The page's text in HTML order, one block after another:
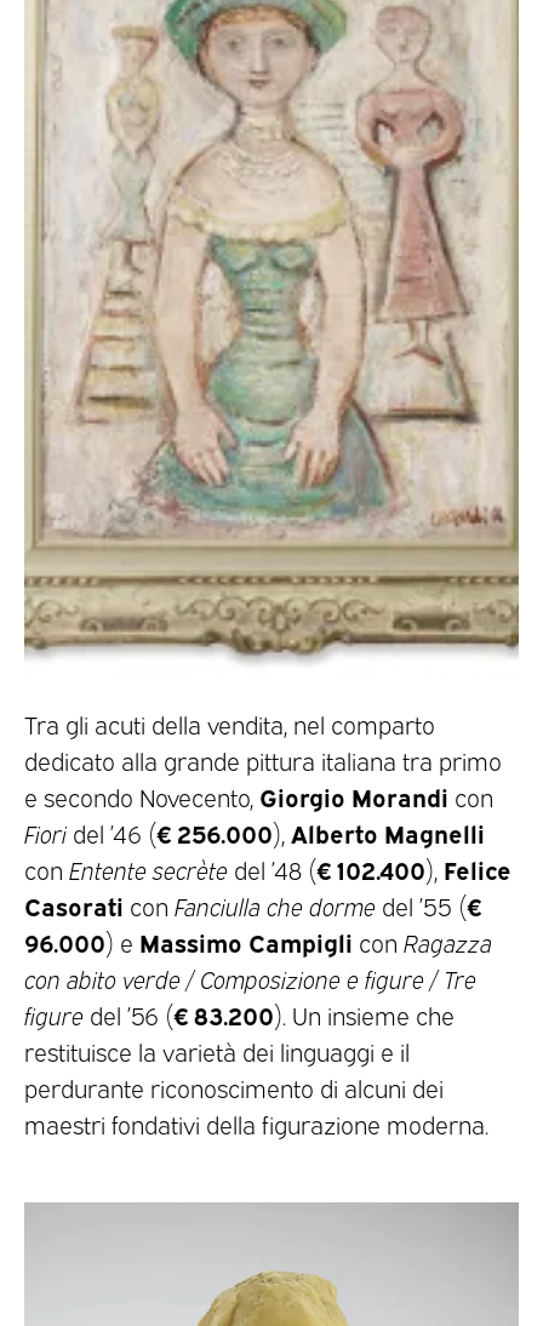
Tra gli acuti della vendita, nel comparto
dedicato alla grande pittura italiana tra primo
e secondo Novecento, Giorgio Morandi con
Fioridel ’46 (€ 256.000), Alberto Magnelli
con Entente secrète del ’48 (€ 102.400), Felice
Casorati con Fanciulla che dorme del ’55 (€
96.000) e Massimo Campigli con Ragazza
con abito verde / Composizione e figure / Tre
figure del ’56 (€ 83.200). Un insieme che
restituisce la varietà dei linguaggi e il
perdurante riconoscimento di alcuni dei
maestri fondativi della figurazione moderna.